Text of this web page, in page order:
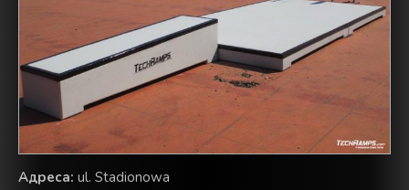
Aдреса: ul. Stadionowa